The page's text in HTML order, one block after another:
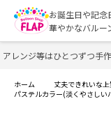
お誕生日や記念
華やかなバルー
レンジ等はひとつずつ手作
ホーム
丈夫できれいな
パステルカラー(淡くやさしい